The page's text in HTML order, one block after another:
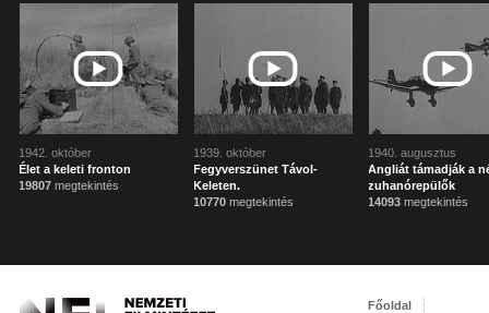
1942. október
Élet a keleti fronton
19807 megtekintés
1939. október
Fegyverszünet Távol-
Keleten.
10770 megtekintés
1940. augusztus
Angliát támadják a
zuhanórepülők
14093 megtekintés
Főoldal